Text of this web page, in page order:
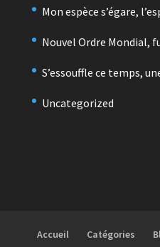
Mon espèce s’égare,
Nouvel Ordre Mondial,
S’essouffle ce temps,
Uncategorized
Accueil Catégories